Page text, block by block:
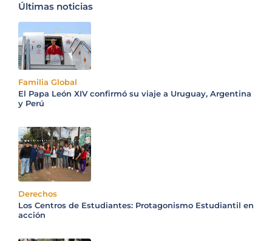
Últimas noticias
Familia Global
El Papa León XIV confirmó su viaje a Uruguay, Argentina
y Perú
Derechos
Los Centros de Estudiantes: Protagonismo Estudiantil en
acción